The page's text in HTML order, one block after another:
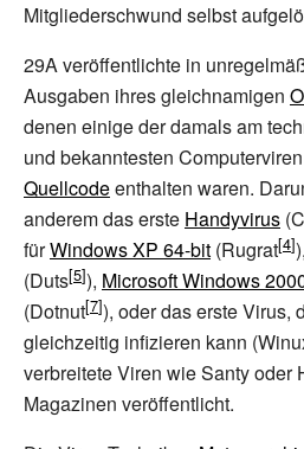
Mitgliederschwund selbst
29A veröffentlichte in
Ausgaben ihres gleichnamigen
denen einige der damals am
und bekanntesten
Quellcodeenthalten waren.
anderem das erste Handyvirus
fürWindows XP 64-bit (Rugrat ),
(Duts
), Microsoft Windows
(Dotnut
), oder das erste Virus,
gleichzeitig infizieren kann
verbreitete Viren wie Santy oder
Magazinen veröffentlicht.